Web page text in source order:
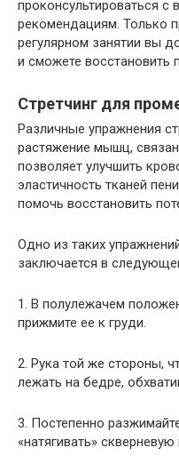
проконсультироваться с
рекомендациям. Только
регулярном занятии вы
и сможете восстановить
Стретчинг для
Различные упражнения
растяжение мышц,
позволяет улучшить
эластичность тканей
помочь восстановить
Одно из таких
заключается в
1. В полулежачем
прижмите ее к груди.
2. Рука той же стороны,
лежать на бедре,
3. Постепенно
«натягивать»